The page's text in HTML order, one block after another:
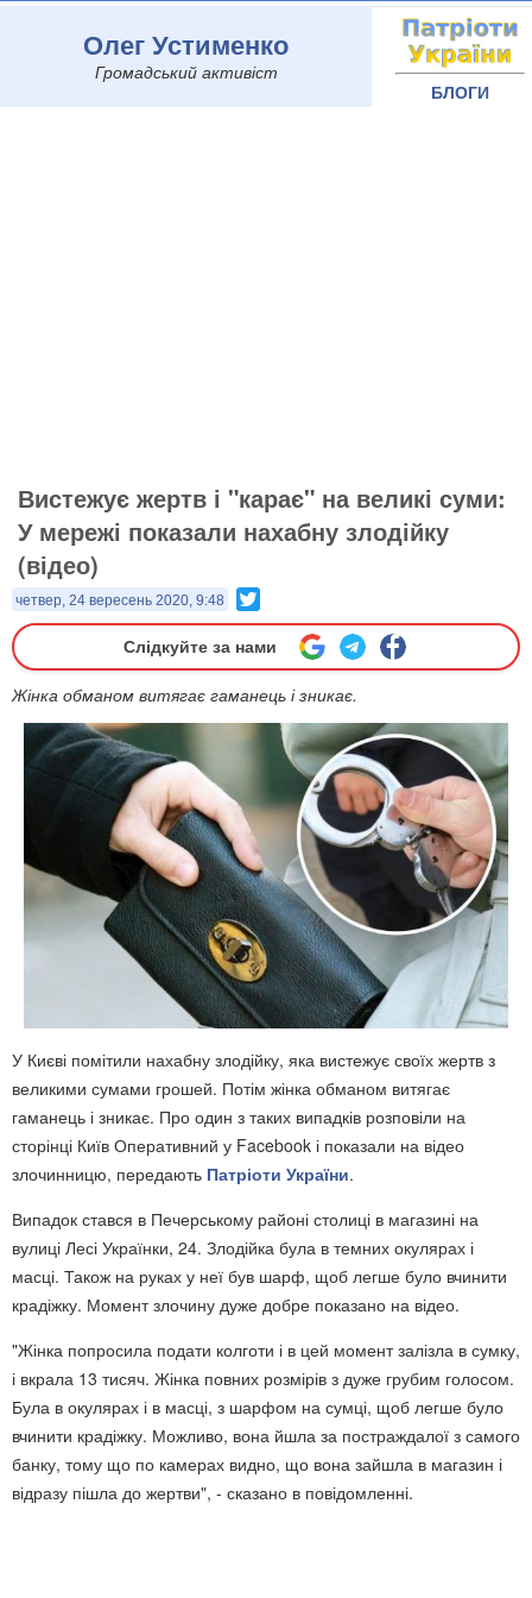
Олег Устименко
Громадський активіст
БЛОГИ
Вистежує жертв і "карає" на великі суми:
У мережі показали нахабну злодійку
(відео)
четвер, 24 вересень 2020, 9:48
Слідкуйте за нами
Жінка обманом витягає гаманець і зникає.
У Києві помітили нахабну злодійку, яка вистежує своїх жертв з
великими сумами грошей. Потім жінка обманом витягає
гаманець і зникає. Про один з таких випадків розповіли на
сторінці Київ Оперативний у Facebook і показали на відео
злочинницю, передають Патріоти України.
Випадок стався в Печерському районі столиці в магазині на
вулиці Лесі Українки, 24. Злодійка була в темних окулярах і
масці. Також на руках у неї був шарф, щоб легше було вчинити
крадіжку. Момент злочину дуже добре показано на відео.
"Жінка попросила подати колготи і в цей момент залізла в сумку,
і вкрала 13 тисяч. Жінка повних розмірів з дуже грубим голосом.
Була в окулярах і в масці, з шарфом на сумці, щоб легше було
вчинити крадіжку. Можливо, вона йшла за постраждалої з самого
банку, тому що по камерах видно, що вона зайшла в магазин і
відразу пішла до жертви", - сказано в повідомленні.